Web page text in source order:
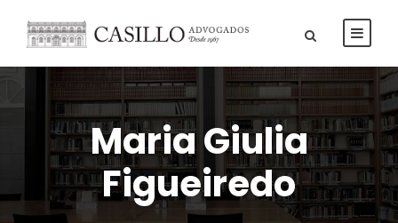
Maria Giulia
Figueiredo